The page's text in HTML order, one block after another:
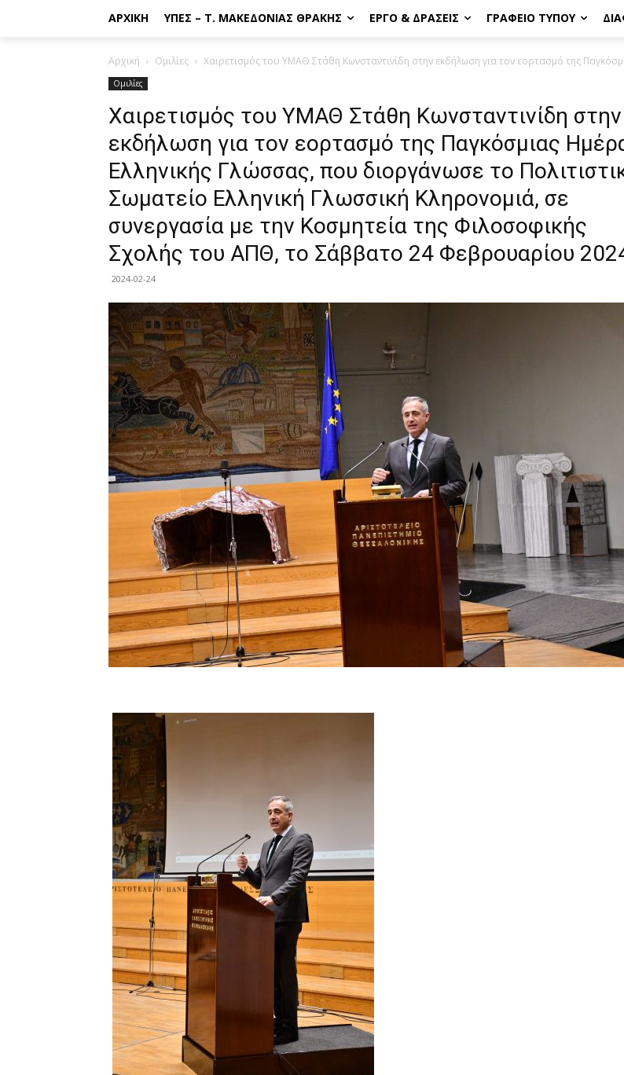
ΑΡΧΙΚΉ ΥΠΕΣ – Τ. ΜΑΚΕΔΟΝΊΑΣ ΘΡΆΚΗΣ ΈΡΓΟ & ΔΡΆΣΕΙΣ ΓΡΑΦΕΊΟ ΤΎΠΟΥ
Αρχική Ομιλίες Χαιρετισμός του ΥΜΑΘ Στάθη Κωνσταντινίδη στην εκδήλωση για τον εορτασμό της
Ομιλίες
Χαιρετισμός του ΥΜΑΘ Στάθη Κωνσταντινίδη στην
εκδήλωση για τον εορτασμό της Παγκόσμιας
Ελληνικής Γλώσσας, που διοργάνωσε το
Σωματείο Ελληνική Γλωσσική Κληρονομιά, σε
συνεργασία με την Κοσμητεία της Φιλοσοφικής
Σχολής του ΑΠΘ, το Σάββατο 24 Φεβρουαρίου
2024-02-24